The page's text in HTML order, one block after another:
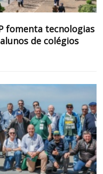
fomenta tecnologias
de colégios